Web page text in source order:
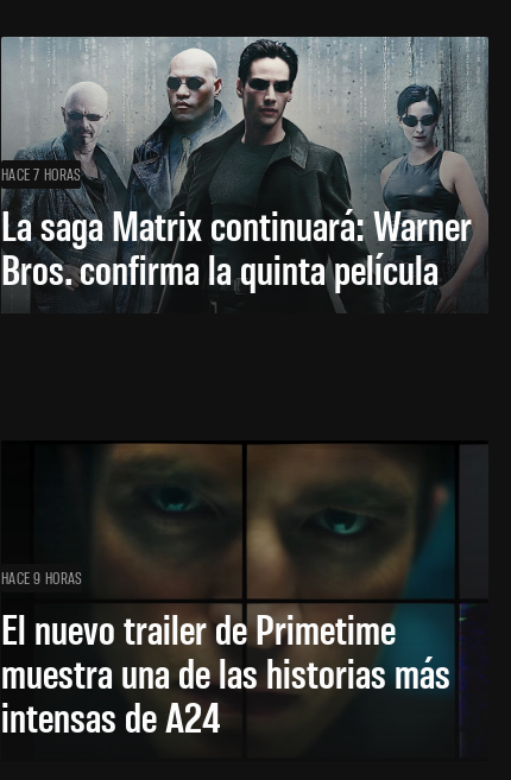
HACE 7 HORAS
La saga Matrix continuará: Warner
Bros. confirma la quinta película
HACE 9 HORAS
El nuevo trailer de Primetime
muestra una de las historias más
intensas de A24